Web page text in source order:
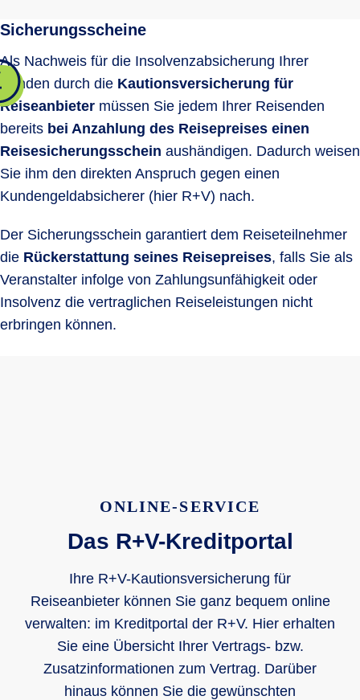
Sicherungsscheine
Als Nachweis für die Insolvenzabsicherung Ihrer
Kunden durch die Kautionsversicherung für
Reiseanbieter müssen Sie jedem Ihrer Reisenden
bereits bei Anzahlung des Reisepreises einen
Reisesicherungsschein aushändigen. Dadurch weisen
Sie ihm den direkten Anspruch gegen einen
Kundengeldabsicherer (hier R+V) nach.
Der Sicherungsschein garantiert dem Reiseteilnehmer
die Rückerstattung seines Reisepreises, falls Sie als
Veranstalter infolge von Zahlungsunfähigkeit oder
Insolvenz die vertraglichen Reiseleistungen nicht
erbringen können.
ONLINE-SERVICE
Das R+V-Kreditportal
Ihre R+V-Kautionsversicherung für
Reiseanbieter können Sie ganz bequem online
verwalten: im Kreditportal der R+V. Hier erhalten
Sie eine Übersicht Ihrer Vertrags- bzw.
Zusatzinformationen zum Vertrag. Darüber
hinaus können Sie die gewünschten